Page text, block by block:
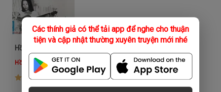
Các thính giả có thể tải app để nghe cho thuận
tiện và cập nhật thường xuyên truyện mới nhé
Hồng Hà